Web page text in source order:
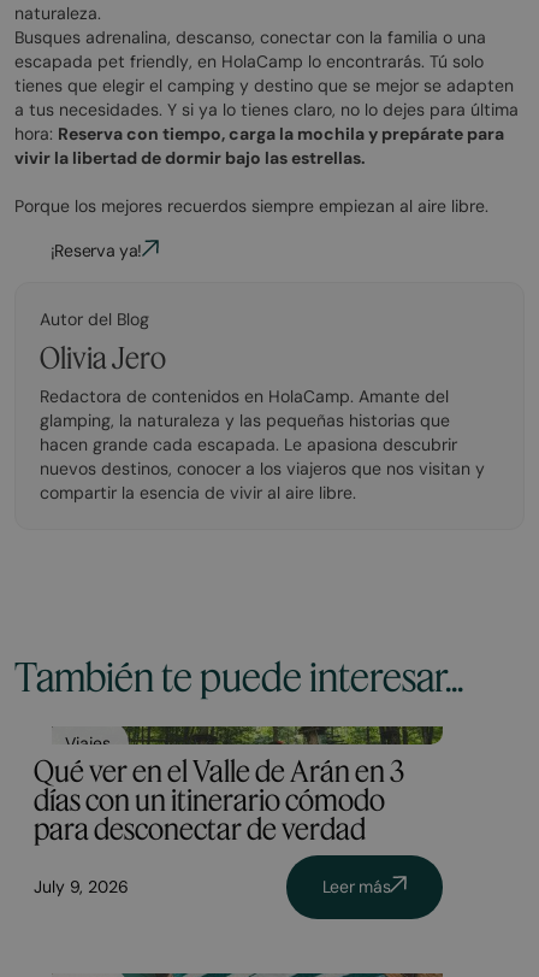
naturaleza.
Busques adrenalina, descanso, conectar con la familia o una
escapada pet friendly, en HolaCamp lo encontrarás. Tú solo
tienes que elegir el camping y destino que se mejor se adapten
a tus necesidades. Y si ya lo tienes claro, no lo dejes para última
hora: Reserva con tiempo, carga la mochila y prepárate para
vivir la libertad de dormir bajo las estrellas.
Porque los mejores recuerdos siempre empiezan al aire libre.
¡Reserva ya!
Autor del Blog
Olivia Jero
Redactora de contenidos en HolaCamp. Amante del
glamping, la naturaleza y las pequeñas historias que
hacen grande cada escapada. Le apasiona descubrir
nuevos destinos, conocer a los viajeros que nos visitan y
compartir la esencia de vivir al aire libre.
También te puede interesar...
Viajes
Qué ver en el Valle de Arán en 3
días con un itinerario cómodo
para desconectar de verdad
July 9, 2026 Leer más